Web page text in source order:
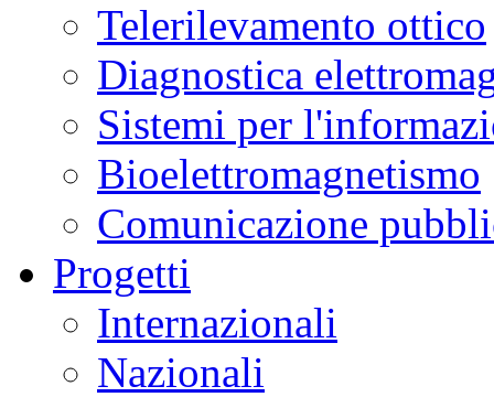
Telerilevamento ottico
Diagnostica
Sistemi per
Bioelettromagnetismo
Comunicazione
Progetti
Internazionali
Nazionali